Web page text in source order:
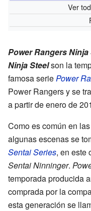
Ver
Power Rangers Ninja
Ninja Steelson la
famosa seriePower
Power Rangers y se
a partir de enero de
Como es común en
algunas escenas se
Sentai Series, en este
Sentai Ninninger.
temporada producida
comprada por la
esta generación se